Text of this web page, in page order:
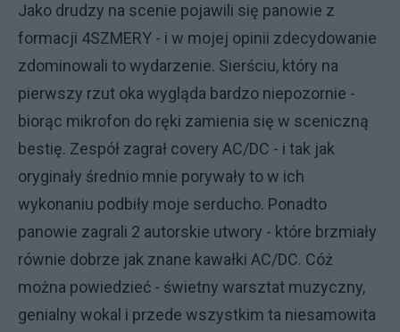
Jako drudzy na scenie pojawili się panowie z
formacji 4SZMERY - i w mojej opinii zdecydowanie
zdominowali to wydarzenie. Sierściu, który na
pierwszy rzut oka wygląda bardzo niepozornie -
biorąc mikrofon do ręki zamienia się w sceniczną
bestię. Zespół zagrał covery AC/DC - i tak jak
oryginały średnio mnie porywały to w ich
wykonaniu podbiły moje serducho. Ponadto
panowie zagrali 2 autorskie utwory - które brzmiały
równie dobrze jak znane kawałki AC/DC. Cóż
można powiedzieć - świetny warsztat muzyczny,
genialny wokal i przede wszystkim ta niesamowita